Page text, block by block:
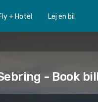
+ Hotel Lej en bil
- Book